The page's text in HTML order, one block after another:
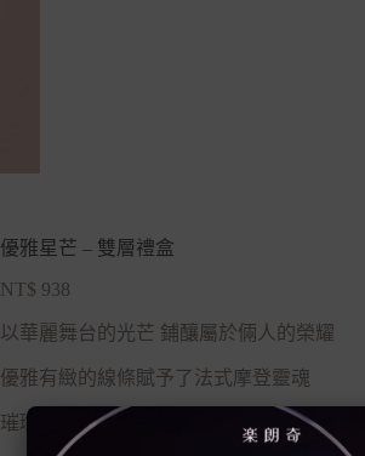
優雅星芒 – 雙層禮盒
NT$ 938
以華麗舞台的光芒 鋪釀屬於倆人的榮耀
優雅有緻的線條賦予了法式摩登靈魂
璀璨星芒 滿載永恆的祝福與愛